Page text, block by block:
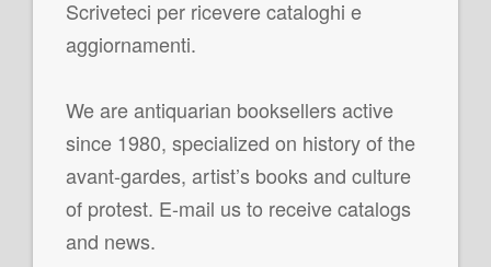
Scriveteci per ricevere cataloghi e
aggiornamenti.
We are antiquarian booksellers active
since 1980, specialized on history of the
avant-gardes, artist’s books and culture
of protest. E-mail us to receive catalogs
and news.